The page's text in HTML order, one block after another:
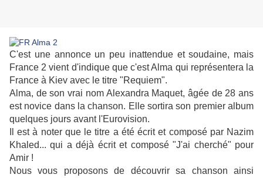
C'est une annonce un peu inattendue et soudaine, mais
France 2 vient d'indique que c'est Alma qui représentera la
France à Kiev avec le titre "Requiem".
Alma, de son vrai nom Alexandra Maquet, âgée de 28 ans
est novice dans la chanson. Elle sortira son premier album
quelques jours avant l'Eurovision.
Il est à noter que le titre a été écrit et composé par Nazim
Khaled... qui a déjà écrit et composé "J'ai cherché" pour
Amir !
Nous vous proposons de découvrir sa chanson ainsi